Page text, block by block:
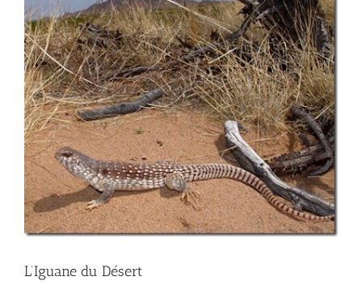
L’Iguane du Désert